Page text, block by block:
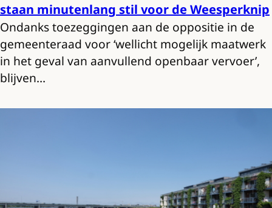
staan minutenlang stil voor de Weesperknip
Ondanks toezeggingen aan de oppositie in de
gemeenteraad voor ‘wellicht mogelijk maatwerk
in het geval van aanvullend openbaar vervoer’,
blijven…